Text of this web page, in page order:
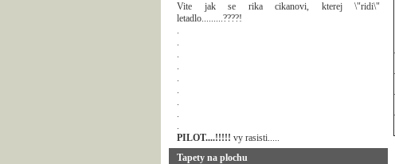
Vite jak se rika cikanovi, kterej \"ridi\"
letadlo.........????!
.
.
.
.
.
.
.
.
.
PILOT....!!!!! vy rasisti.....
Tapety na plochu